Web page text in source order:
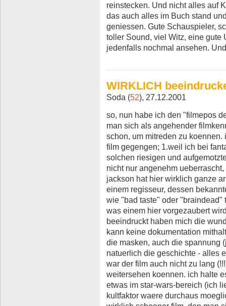
reinstecken. Und nicht alles auf
das auch alles im Buch stand
geniessen. Gute Schauspieler,
toller Sound, viel Witz, eine gute
jedenfalls nochmal ansehen.
WIRKLICH
Soda (52), 27.12.2001
so, nun habe ich den "filmepos
man sich als angehender
schon, um mitreden zu
film gegengen; 1.weil ich bei
solchen riesigen und
nicht nur angenehm
jackson hat hier wirklich ganze
einem regisseur, dessen
wie "bad taste" oder "braindead"
was einem hier vorgezaubert
beeindruckt haben mich die
kann keine dokumentation
die masken, auch die spannung
natuerlich die geschichte - alles
war der film auch nicht zu lang
weitersehen koennen. ich halte
etwas im star-wars-bereich (ich
kultfaktor waere durchaus